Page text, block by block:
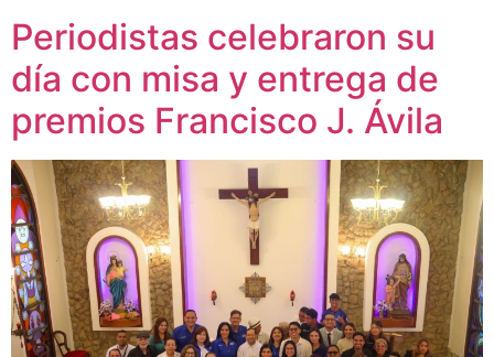
Periodistas celebraron su
día con misa y entrega de
premios Francisco J. Ávila